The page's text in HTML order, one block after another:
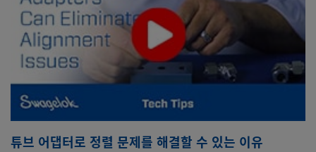
튜브 어댑터로 정렬 문제를 해결할 수 있는 이유